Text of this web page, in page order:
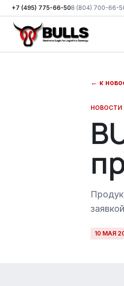
Перейти к основному
+7 (495) 775-66-508 (804) 700-66-
← к
НОВОСТИ
10 МАЯ